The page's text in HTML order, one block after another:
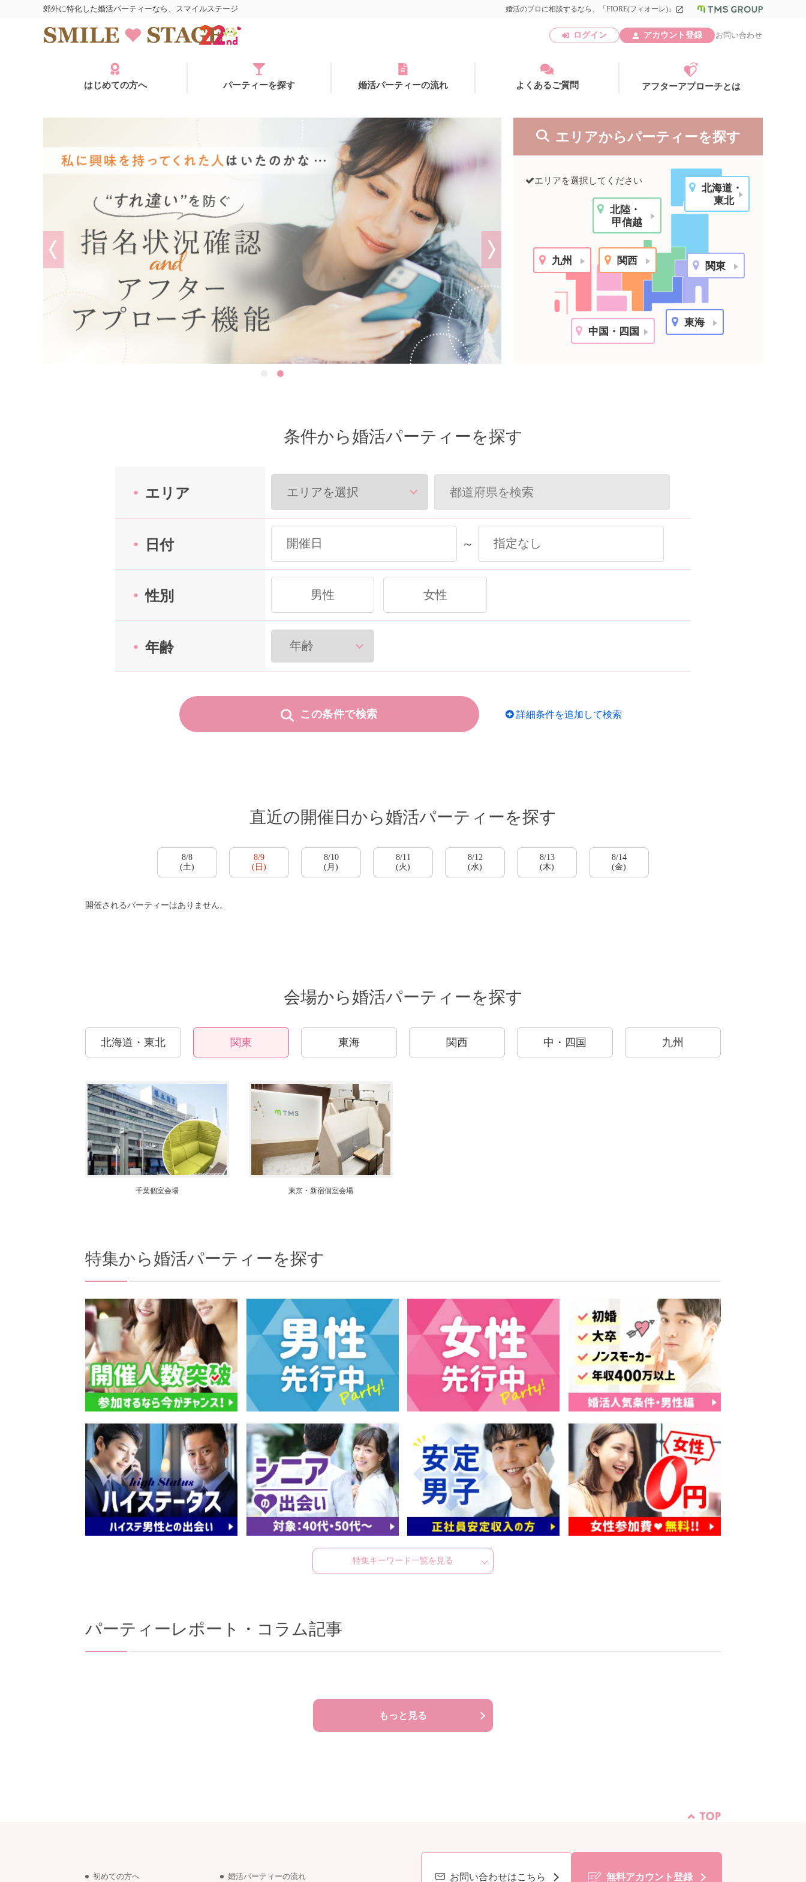
ログイン アカウント登録
はじめての方へ
今週の婚活パーティー
アフターアプローチとは
約1,300店の中から
おすすめの優良結婚相談所をご紹介
郊外に特化した婚活パーティーなら、スマイルステージ 婚活のプロに相談するなら、「FIORE(フィオーレ)」 launch
ログイン アカウント登録 お問い合わせ
はじめての方へ パーティーを探す 婚活パーティーの流れ よくあるご質問 アフターアプローチとは
エリアからパーティーを探す
エリアを選択してください
北海道・
東北
北陸・
甲信越
関東
東海
関西
中国・四国
九州
条件から婚活パーティーを探す
エリア
日付 ～
性別 男性 女性
年齢
この条件で検索 詳細条件を追加して検索
直近の開催日から婚活パーティーを探す
8/8
(土)
8/9
(日)
8/10
(月)
8/11
(火)
8/12
(水)
8/13
(木)
8/14
(金)
開催されるパーティーはありません。
会場から婚活パーティーを探す
北海道・東北 関東 東海 関西 中・四国 九州
千葉個室会場 東京・新宿個室会場
特集から婚活パーティーを探す
特集キーワード一覧を見る
パーティーレポート・コラム記事
もっと見る
お問い合わせはこちら 無料アカウント登録
初めての方へ
婚活パーティーの流れ